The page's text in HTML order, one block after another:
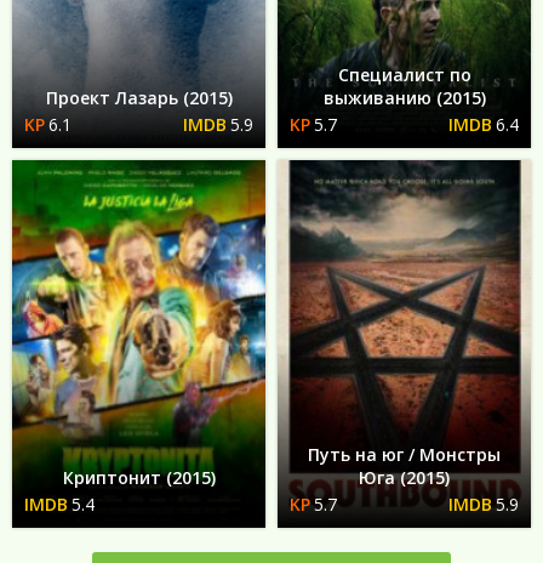
Проект Лазарь (2015)
6.1
5.9
Специалист по
выживанию (2015)
5.7
6.4
Криптонит (2015)
5.4
Путь на юг / Монстры
Юга (2015)
5.7
5.9